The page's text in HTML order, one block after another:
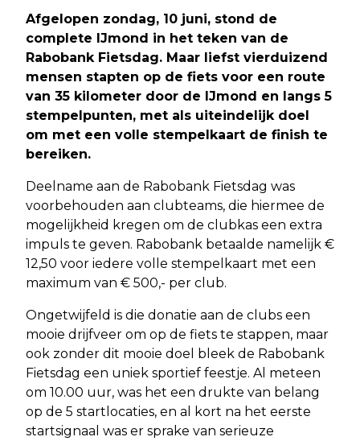
Afgelopen zondag, 10 juni, stond de
complete IJmond in het teken van de
Rabobank Fietsdag. Maar liefst vierduizend
mensen stapten op de fiets voor een route
van 35 kilometer door de IJmond en langs 5
stempelpunten, met als uiteindelijk doel
om met een volle stempelkaart de finish te
bereiken.
Deelname aan de Rabobank Fietsdag was
voorbehouden aan clubteams, die hiermee de
mogelijkheid kregen om de clubkas een extra
impuls te geven. Rabobank betaalde namelijk €
12,50 voor iedere volle stempelkaart met een
maximum van € 500,- per club.
Ongetwijfeld is die donatie aan de clubs een
mooie drijfveer om op de fiets te stappen, maar
ook zonder dit mooie doel bleek de Rabobank
Fietsdag een uniek sportief feestje. Al meteen
om 10.00 uur, was het een drukte van belang
op de 5 startlocaties, en al kort na het eerste
startsignaal was er sprake van serieuze